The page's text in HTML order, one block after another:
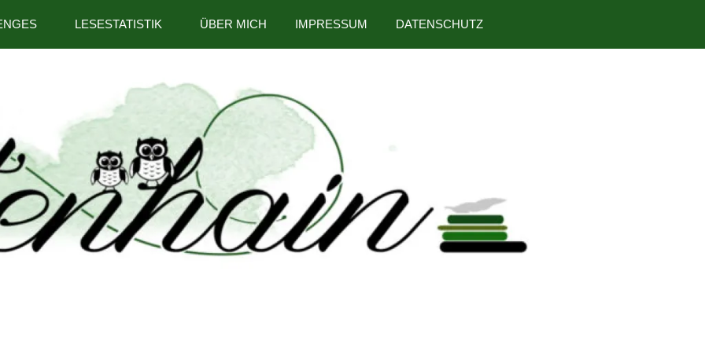
LESESTATISTIK ÜBER MICH IMPRESSUM DATENSCHUTZ